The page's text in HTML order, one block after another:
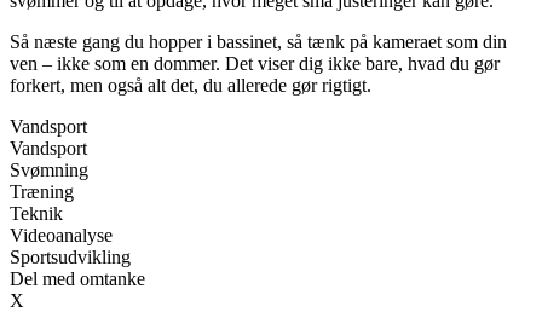
Så næste gang du hopper i bassinet, så tænk på kameraet som din
ven – ikke som en dommer. Det viser dig ikke bare, hvad du gør
forkert, men også alt det, du allerede gør rigtigt.
Vandsport
Vandsport
Svømning
Træning
Teknik
Videoanalyse
Sportsudvikling
Del med omtanke
X